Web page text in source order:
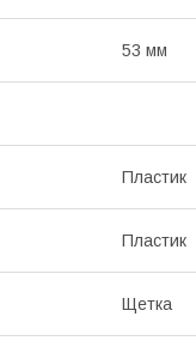
53 мм
Пластик
Пластик
Щетка